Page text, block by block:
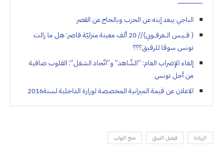
الباجي يبعد إبنه عن الحزب وبالحاج عن القصر
( قــيـس الــعرقــوبي) // 20 ألف معينة منزليّة قاصر: هل ما زالت
تونس سوقا للرقيق؟؟؟
إلغاء الإضراب العام: “الشّاهد” و”اتّحاد الشغل”: القلوب صافية
من أجل تونس
الاعلان عن قيمة الميزانية المخصصة لوزارة الداخلية لسنة2016
الزيادة فيصل التبيني منح النواب